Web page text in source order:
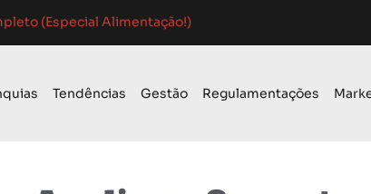
o Sucesso
em 2024: Guia Completo
Completo
Tendências Gestão Regulamentações